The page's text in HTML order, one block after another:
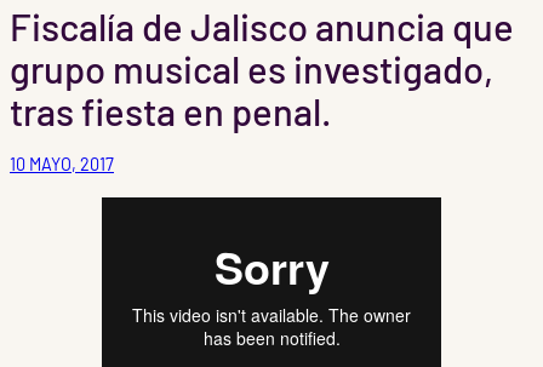
Fiscalía de Jalisco anuncia que
grupo musical es investigado,
tras fiesta en penal.
10 MAYO, 2017